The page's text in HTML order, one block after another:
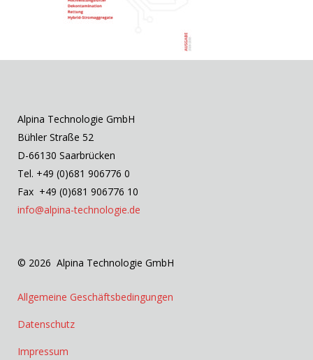
Alpina Technologie GmbH
Bühler Straße 52
D-66130 Saarbrücken
Tel. +49 (0)681 906776 0
Fax +49 (0)681 906776 10
info@alpina-technologie.de
© 2026 Alpina Technologie GmbH
Allgemeine Geschäftsbedingungen
Datenschutz
Impressum